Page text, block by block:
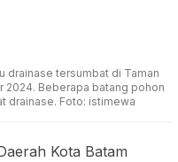
drainase tersumbat di Taman
2024. Beberapa batang pohon
drainase. Foto: istimewa
Kota Batam